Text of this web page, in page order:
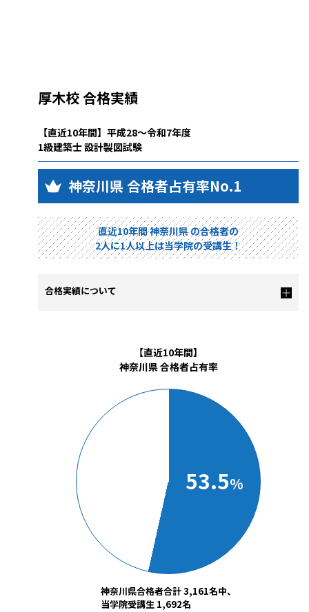
厚木校 合格実績
【直近10年間】平成28～令和7年度
1級建築士 設計製図試験
神奈川県 合格者占有率No.1
直近10年間 神奈川県 の合格者の
2人に1人以上は当学院の受講生！
合格実績について
【直近10年間】
神奈川県 合格者占有率
53.5%
神奈川県合格者合計 3,161名中、
当学院受講生 1,692名